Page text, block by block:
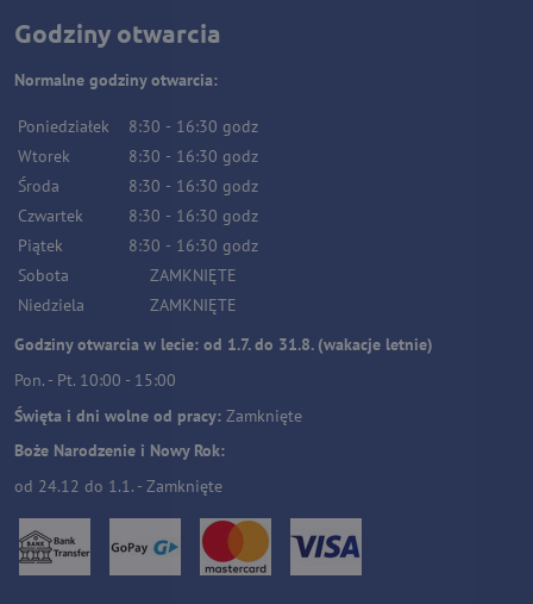
Godziny otwarcia
Normalne godziny otwarcia:
Poniedziałek 8:30 - 16:30 godz
Wtorek
8:30 - 16:30 godz
Środa
8:30 - 16:30 godz
Czwartek
8:30 - 16:30 godz
Piątek
8:30 - 16:30 godz
Sobota
ZAMKNIĘTE
Niedziela
ZAMKNIĘTE
Godziny otwarcia w lecie: od 1.7. do 31.8. (wakacje letnie)
Pon. - Pt. 10:00 - 15:00
Święta i dni wolne od pracy: Zamknięte
Boże Narodzenie i Nowy Rok:
od 24.12 do 1.1. - Zamknięte